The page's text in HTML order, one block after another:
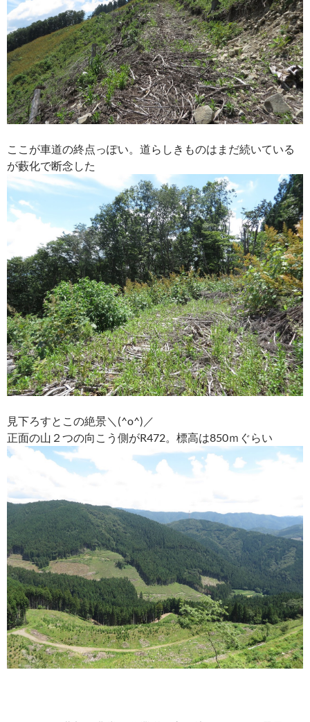
ここが車道の終点っぽい。道らしきものはまだ続いている
が藪化で断念した
見下ろすとこの絶景＼(^o^)／
正面の山２つの向こう側がR472。標高は850ｍぐらい